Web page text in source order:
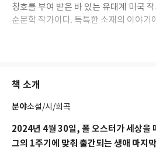
칭호를 부여 받은 바 있는 유대계 미국
순문학 작가이다. 독특한 소재의 이야기
현대 작가로서는 보기 드문 재능과 문
1947년 뉴저지의 중산층 가족에게서 태
아왔다. 1970년대에는 주로 시와 번역을
대에 『스퀴즈 플레이』를 내면서 본격
책 소개
분야소설/시/희곡
2024년 4월 30일, 폴 오스터가 세상을
그의 1주기에 맞춰 출간되는 생애 마지